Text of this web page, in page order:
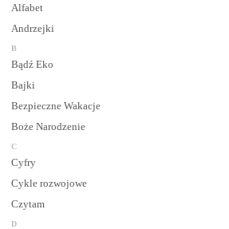
Alfabet
Andrzejki
B
Bądź Eko
Bajki
Bezpieczne Wakacje
Boże Narodzenie
C
Cyfry
Cykle rozwojowe
Czytam
D